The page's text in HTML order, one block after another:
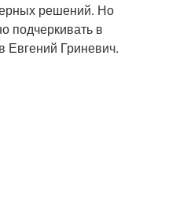
решений. Но
подчеркивать в
Евгений Гриневич.